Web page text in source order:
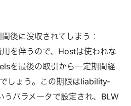
後に没収されてしまう：
を伴うので、Hostは使われな
を最後の取引から一定期間経
しょう。この期限はliability-
パラメータで設定され、BLW